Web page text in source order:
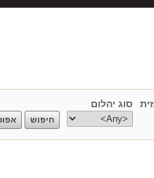
סוג יהלום
center type